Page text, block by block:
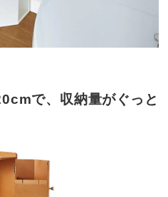
で、収納量がぐっと